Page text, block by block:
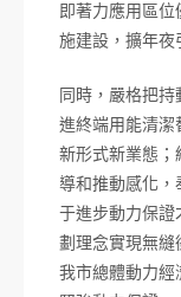
即著力應用區
施建設，擴年夜
同時，嚴格把
進終端用能清潔
新形式新業態；
導和推動感化，
于進步動力保證
劃理念實現無縫
我市總體動力經